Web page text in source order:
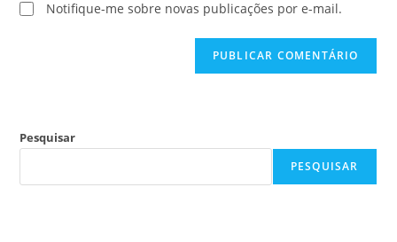
Notifique-me sobre novas publicações por e-mail.
Pesquisar
PESQUISAR